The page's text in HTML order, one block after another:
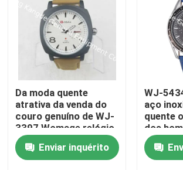
Sobre nós
Excursão da fábrica
Controle da qualidade
Contacte-nos
Notícia
Da moda quente
atrativa da venda do
couro genuíno de WJ-
3397 Womage relógio
popular do couro dos
homensEnviar inquérito
WJ-
aço
quente
dos
quartzo
couro
venda